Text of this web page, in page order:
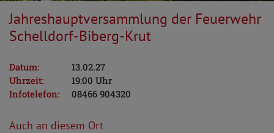
Jahreshauptversammlung der Feuerwehr
Schelldorf-Biberg-Krut
Datum:
13.02.27
Uhrzeit:
19:00 Uhr
Infotelefon:
08466 904320
Auch an diesem Ort